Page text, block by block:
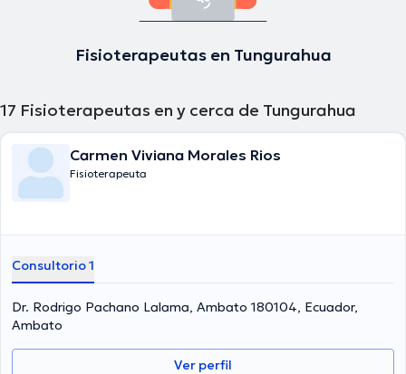
Fisioterapeutas en Tungurahua
17 Fisioterapeutas en y cerca de Tungurahua
Carmen Viviana Morales Rios
Fisioterapeuta
Consultorio 1
Dr. Rodrigo Pachano Lalama, Ambato 180104, Ecuador,
Ambato
Ver perfil